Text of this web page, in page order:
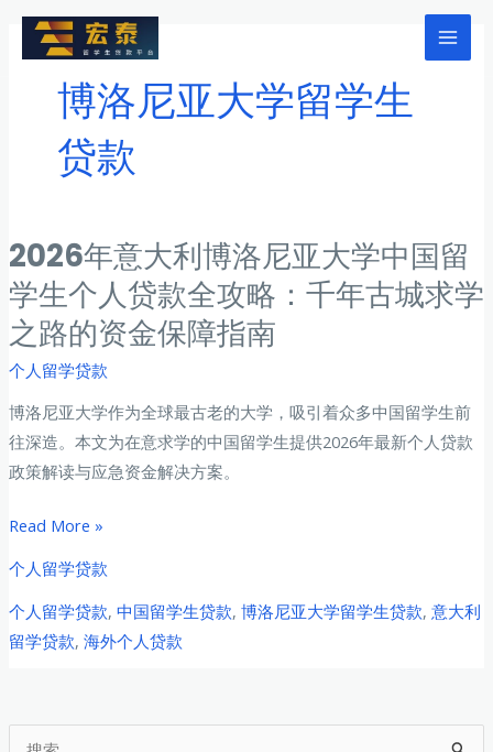
Main
博洛尼亚大学留学生
贷款
2026年意大利博洛尼亚大学中国留
学生个人贷款全攻略：千年古城求学
之路的资金保障指南
个人留学贷款
博洛尼亚大学作为全球最古老的大学，吸引着众多中国留学生前
往深造。本文为在意求学的中国留学生提供2026年最新个人贷款
政策解读与应急资金解决方案。
2026
意
大
利
尼
Read More »
个人留学贷款
个人留学贷款, 中国留学生贷款, 博洛尼亚大学留学生贷款, 意大利
留学贷款, 海外个人贷款